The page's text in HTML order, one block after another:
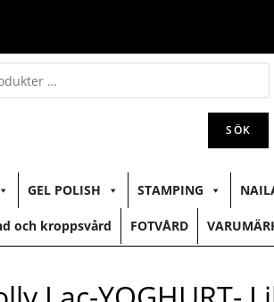
SÖK
GEL POLISH STAMPING
och kroppsvård FOTVÅRD